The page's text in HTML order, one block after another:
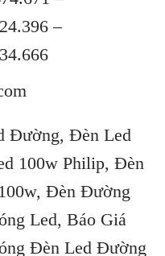
–
Đường, Đèn Led
100w Philip, Đèn
Đèn Đường
Led, Báo Giá
Đèn Led Đường